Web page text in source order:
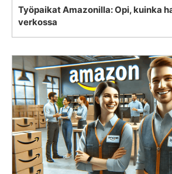
Työpaikat Amazonilla: Opi, kuinka
verkossa